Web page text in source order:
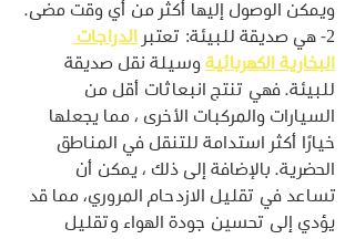
ويمكن الوصول إليها أكثر من أي وقت مضى.
2- هي صديقة للبيئة: تعتبر
الدراجات
البخارية الكهربائية وسيلة نقل صديقة
للبيئة. فهي تنتج انبعاثات أقل من
السيارات والمركبات الأخرى ، مما يجعلها
خيارًا أكثر استدامة للتنقل في المناطق
الحضرية. بالإضافة إلى ذلك ، يمكن أن
تساعد في تقليل الازدحام المروري، مما قد
يؤدي إلى تحسين جودة الهواء وتقليل